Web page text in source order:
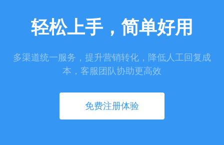
轻松上手，简单好用
多渠道统一服务，提升营销转化，降低人工回复成
本，客服团队协助更高效
免费注册体验